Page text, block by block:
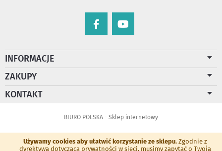
Używamy cookies aby ułatwić korzystanie ze sklepu. Zgodnie z
dyrektywą dotyczącą prywatności w sieci, musimy zapytać o Twoją
INFORMACJE
ZAKUPY
KONTAKT
BIURO POLSKA - Sklep internetowy